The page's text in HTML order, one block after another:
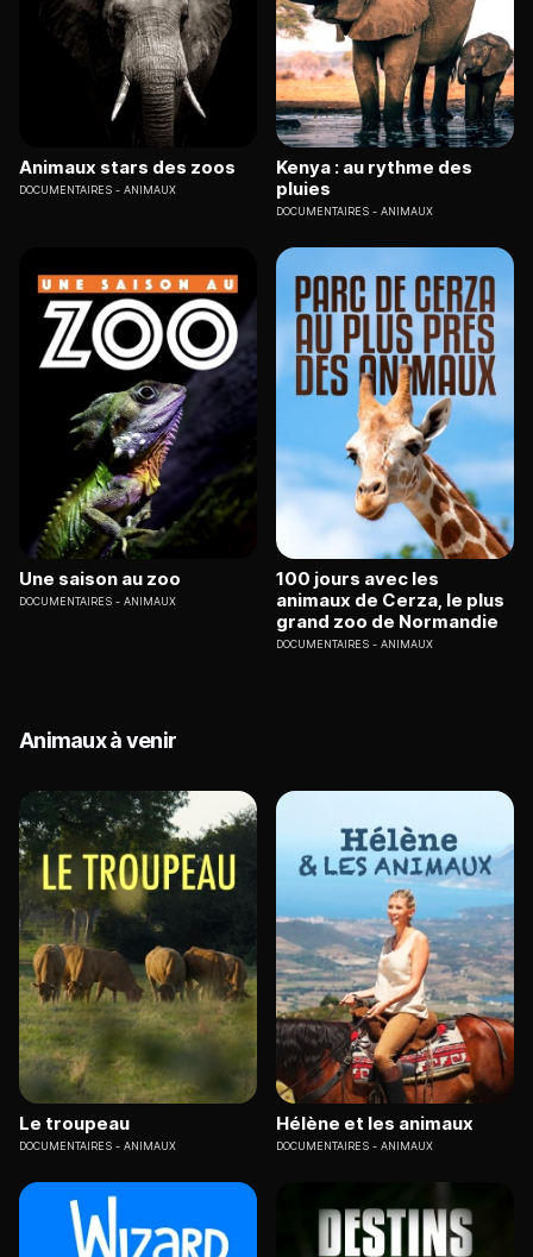
Animaux stars des zoos
DOCUMENTAIRES ANIMAUX
Kenya : au rythme des
pluies
DOCUMENTAIRES ANIMAUX
Une saison au zoo
DOCUMENTAIRES ANIMAUX
100 jours avec les
animaux de Cerza, le plus
grand zoo de Normandie
DOCUMENTAIRES ANIMAUX
Animaux à venir
Le troupeau
DOCUMENTAIRES ANIMAUX
Hélène et les animaux
DOCUMENTAIRES ANIMAUX